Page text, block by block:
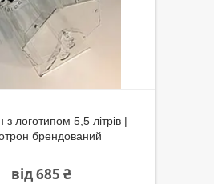
з логотипом 5,5 літрів |
брендований
від 685 ₴